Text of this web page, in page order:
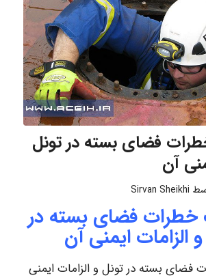
فضای بسته در تونل
آن
Sirvan Sheikhi
خطرات فضای بسته در
الزامات ایمنی آن
فضای بسته در تونل و الزامات ایمنی